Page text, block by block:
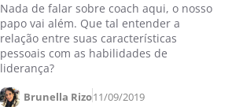
Nada de falar sobre coach aqui, o nosso
papo vai além. Que tal entender a
relação entre suas características
pessoais com as habilidades de
liderança?
Brunella Rizo11/09/2019